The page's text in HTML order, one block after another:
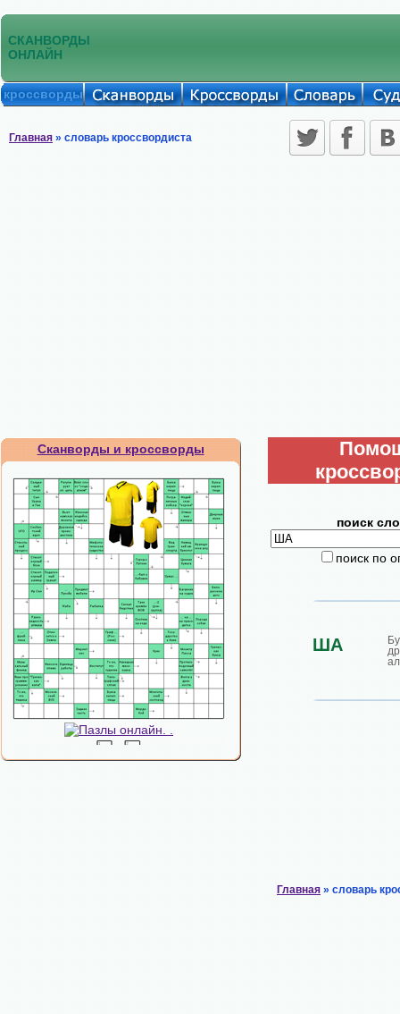
СКАНВОРДЫ
ОНЛАЙН
кроссворды
Главная » словарь кроссвордиста
Сканворды и кроссворды
поиск
поиск по
ША
Главная » словарь